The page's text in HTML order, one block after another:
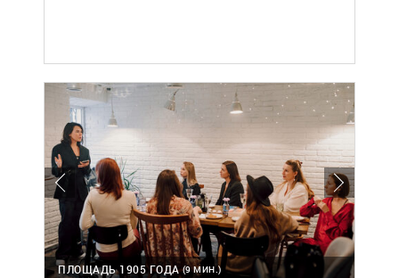
(9 МИН.)
ПЛОЩАДЬ 1905 ГОДА